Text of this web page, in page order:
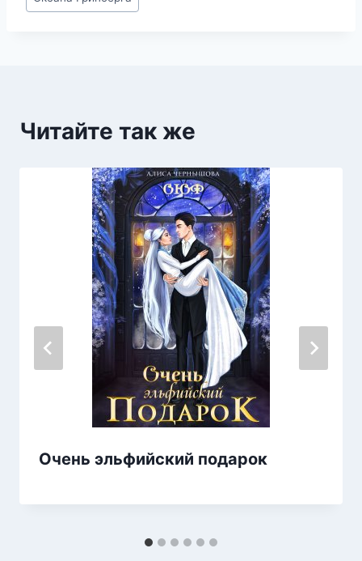
записи:
Читайте так же
Очень эльфийский подарок